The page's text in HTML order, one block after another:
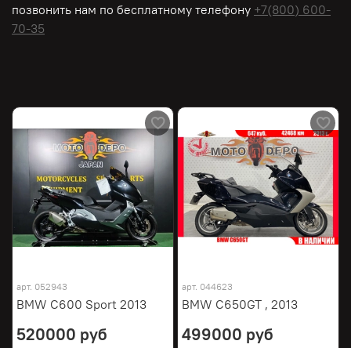
позвонить нам по бесплатному телефону +7(800) 600-
70-35
арт. 052943
BMW C600 Sport 2013
520000 руб
арт. 044623
BMW C650GT , 2013
499000 руб